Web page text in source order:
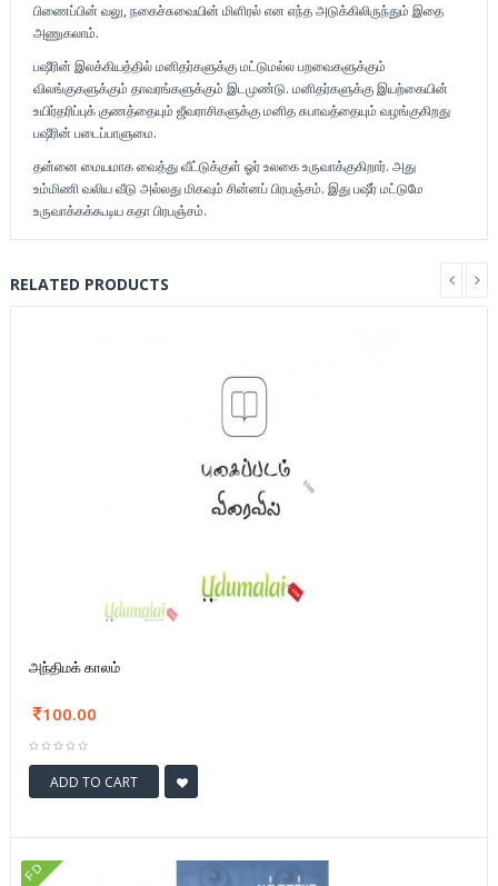
பிணைப்பின் வலு, நகைச்சுவையின் மிளிரல் என எந்த அடுக்கிலிருந்தும் இதை
அணுகலாம்.
பஷீரின் இலக்கியத்தில் மனிதர்களுக்கு மட்டுமல்ல பறவைகளுக்கும்
விலங்குகளுக்கும் தாவரங்களுக்கும் இடமுண்டு. மனிதர்களுக்கு இயற்கையின்
உயிர்தரிப்புக் குணத்தையும் ஜீவராசிகளுக்கு மனித சுபாவத்தையும் வழங்குகிறது
பஷீரின் படைப்பாளுமை.
தன்னை மையமாக வைத்து வீட்டுக்குள் ஓர் உலகை உருவாக்குகிறார். அது
உம்மிணி வலிய வீடு அல்லது மிகவும் சின்னப் பிரபஞ்சம். இது பஷீர் மட்டுமே
உருவாக்கக்கூடிய கதா பிரபஞ்சம்.
RELATED PRODUCTS
அந்திமக் காலம்
100.00
ADD TO CART
FD